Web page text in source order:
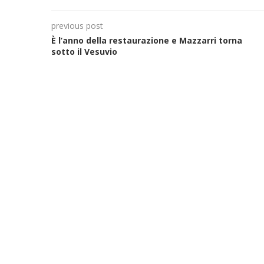
previous post
È l’anno della restaurazione e Mazzarri torna
sotto il Vesuvio